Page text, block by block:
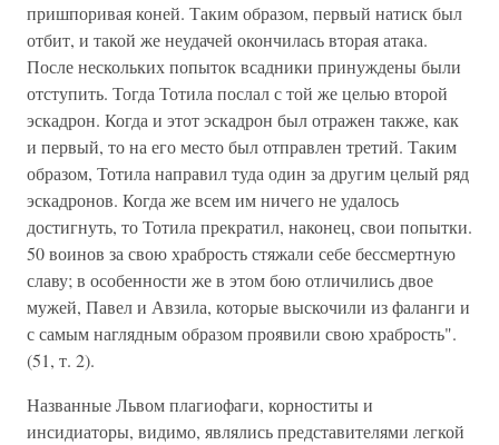
пришпоривая коней. Таким образом, первый натиск был
отбит, и такой же неудачей окончилась вторая атака.
После нескольких попыток всадники принуждены были
отступить. Тогда Тотила послал с той же целью второй
эскадрон. Когда и этот эскадрон был отражен также, как
и первый, то на его место был отправлен третий. Таким
образом, Тотила направил туда один за другим целый ряд
эскадронов. Когда же всем им ничего не удалось
достигнуть, то Тотила прекратил, наконец, свои попытки.
50 воинов за свою храбрость стяжали себе бессмертную
славу; в особенности же в этом бою отличились двое
мужей, Павел и Авзила, которые выскочили из фаланги и
с самым наглядным образом проявили свою храбрость".
(51, т. 2).
Названные Львом плагиофаги, корноститы и
инсидиаторы, видимо, являлись представителями легкой